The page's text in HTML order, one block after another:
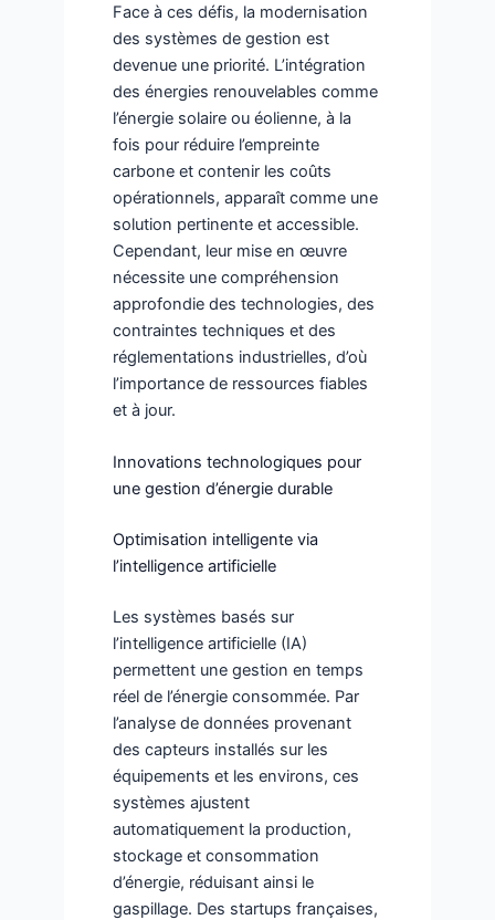
Face à ces défis, la modernisation
des systèmes de gestion est
devenue une priorité. L’intégration
des énergies renouvelables comme
l’énergie solaire ou éolienne, à la
fois pour réduire l’empreinte
carbone et contenir les coûts
opérationnels, apparaît comme une
solution pertinente et accessible.
Cependant, leur mise en œuvre
nécessite une compréhension
approfondie des technologies, des
contraintes techniques et des
réglementations industrielles, d’où
l’importance de ressources fiables
et à jour.
Innovations technologiques pour
une gestion d’énergie durable
Optimisation intelligente via
l’intelligence artificielle
Les systèmes basés sur
l’intelligence artificielle (IA)
permettent une gestion en temps
réel de l’énergie consommée. Par
l’analyse de données provenant
des capteurs installés sur les
équipements et les environs, ces
systèmes ajustent
automatiquement la production,
stockage et consommation
d’énergie, réduisant ainsi le
gaspillage. Des startups françaises,